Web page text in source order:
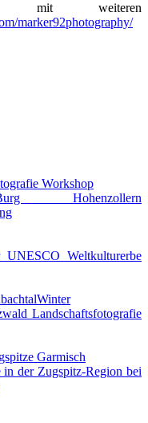
mit weiteren
marker92photography/
Hohenzollern
Weltkulturerbe
Landschaftsfotografie
der Zugspitz-Region bei